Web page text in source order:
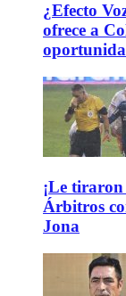
¿Efecto
ofrece a
¡Le tiraron
Árbitros
Jona